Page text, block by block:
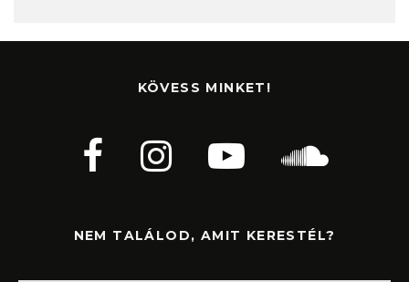
KÖVESS MINKET!
NEM TALÁLOD, AMIT KERESTÉL?